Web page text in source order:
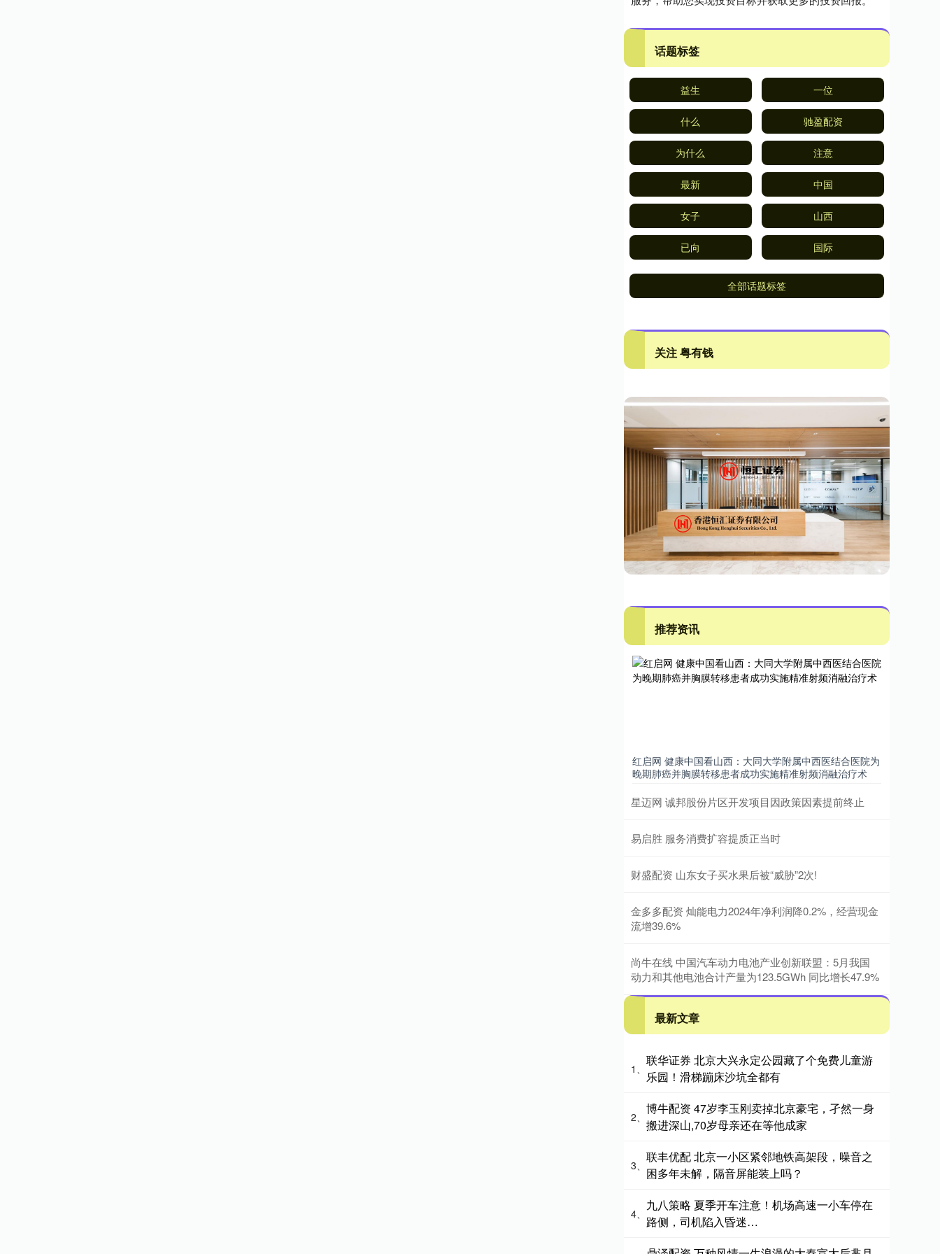
话题标签
益生 一位
什么 驰盈配资
为什么 注意
最新 中国
女子 山西
已向 国际
全部话题标签
关注 粤有钱
推荐资讯
红启网 健康中国看山西：大同大学附属中西医结合医院为
晚期肺癌并胸膜转移患者成功实施精准射频消融治疗术
星迈网 诚邦股份片区开发项目因政策因素提前终止
易启胜 服务消费扩容提质正当时
财盛配资 山东女子买水果后被“威胁”2次!
金多多配资 灿能电力2024年净利润降0.2%，经营现金
流增39.6%
尚牛在线 中国汽车动力电池产业创新联盟：5月我国
动力和其他电池合计产量为123.5GWh 同比增长47.9%
最新文章
1、
联华证券 北京大兴永定公园藏了个免费儿童游
乐园！滑梯蹦床沙坑全都有
2、
博牛配资 47岁李玉刚卖掉北京豪宅，孑然一身
搬进深山,70岁母亲还在等他成家
3、
联丰优配 北京一小区紧邻地铁高架段，噪音之
困多年未解，隔音屏能装上吗？
4、
九八策略 夏季开车注意！机场高速一小车停在
路侧，司机陷入昏迷…